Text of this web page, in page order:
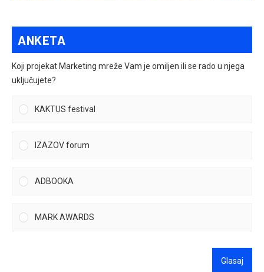
ANKETA
Koji projekat Marketing mreže Vam je omiljen ili se rado u njega
uključujete?
KAKTUS festival
IZAZOV forum
ADBOOKA
MARK AWARDS
Glasaj